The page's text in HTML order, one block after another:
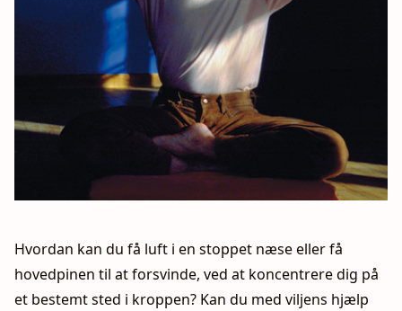
Hvordan kan du få luft i en stoppet næse eller få
hovedpinen til at forsvinde, ved at koncentrere dig på
et bestemt sted i kroppen? Kan du med viljens hjælp